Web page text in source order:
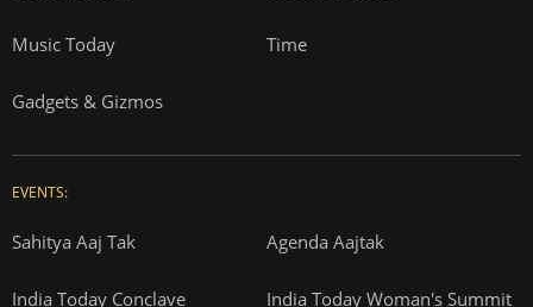
Music Today Time
Gadgets & Gizmos
EVENTS:
Sahitya Aaj Tak Agenda Aajtak
India Today Conclave India Today Woman's Summit